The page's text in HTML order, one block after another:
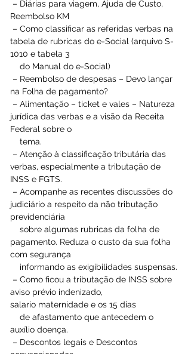
– Diárias para viagem, Ajuda de Custo,
Reembolso KM
– Como classificar as referidas verbas na
tabela de rubricas do e-Social (arquivo S-
1010 e tabela 3
    do Manual do e-Social)
– Reembolso de despesas – Devo lançar
na Folha de pagamento?
– Alimentação – ticket e vales – Natureza
jurídica das verbas e a visão da Receita
Federal sobre o
    tema.
– Atenção à classificação tributária das
verbas, especialmente a tributação de
INSS e FGTS.
– Acompanhe as recentes discussões do
judiciário a respeito da não tributação
previdenciária
pagamento. Reduza o custo da sua folha
com segurança
    informando as exigibilidades suspensas.
– Como ficou a tributação de INSS sobre
aviso prévio indenizado,
salario maternidade e os 15 dias
auxílio doença.
– Descontos legais e Descontos